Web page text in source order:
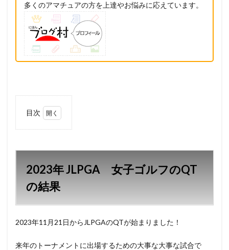
多くのアマチュアの方を上達やお悩みに応えています。
目次
ルフの
QTの結
果
年
JLPGA
ゴル
2023年 JLPGA 女子ゴルフのQT
の結果
2023年11月21日からJLPGAのQTが始まりました！
来年のトーナメントに出場するための大事な大事な試合で